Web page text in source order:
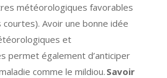
météorologiques favorables
Avoir une bonne idée
et
permet également d’anticiper
comme le mildiou. Savoir